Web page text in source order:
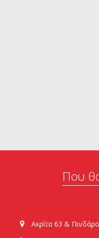
Που
Ακρίτα 63 &